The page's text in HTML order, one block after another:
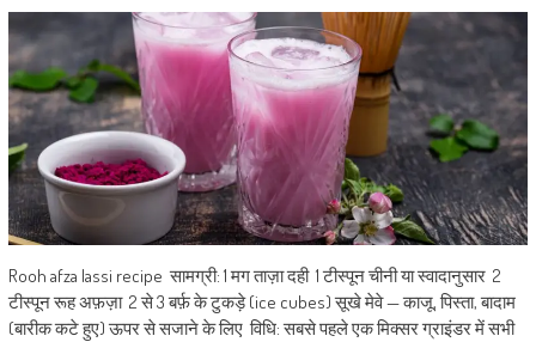
Rooh afza lassi recipe सामग्री: 1 मग ताज़ा दही 1 टीस्पून चीनी या स्वादानुसार 2
टीस्पून रूह अफ़ज़ा 2 से 3 बर्फ़ के टुकड़े (ice cubes) सूखे मेवे — काजू, पिस्ता, बादाम
(बारीक कटे हुए) ऊपर से सजाने के लिए विधि: सबसे पहले एक मिक्सर ग्राइंडर में सभी